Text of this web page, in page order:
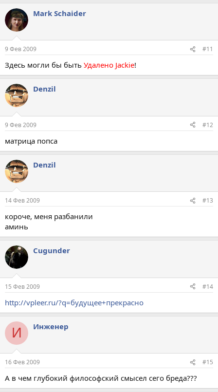
Mark Schaider
9 Фев 2009 #11
Здесь могли бы быть Удалено Jackie!
Denzil
9 Фев 2009 #12
матрица попса
Denzil
14 Фев 2009 #13
короче, меня разбанили
аминь
Cugunder
15 Фев 2009 #14
http://vpleer.ru/?q=будущее+прекрасно
И Инженер
16 Фев 2009 #15
А в чем глубокий философский смысел сего бреда???